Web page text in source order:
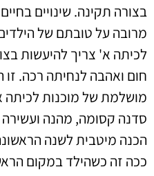
בצורה תקינה. שינויים
מרובה על טובתם של
לכיתה א' צריך להיעשות
חום ואהבה לנחיתה רכה.
מושלמת של מוכנות לכיתה
סדנה קסומה, מהנה
הכנה מיטבית לשנה
ככה זה כשהילד במקום